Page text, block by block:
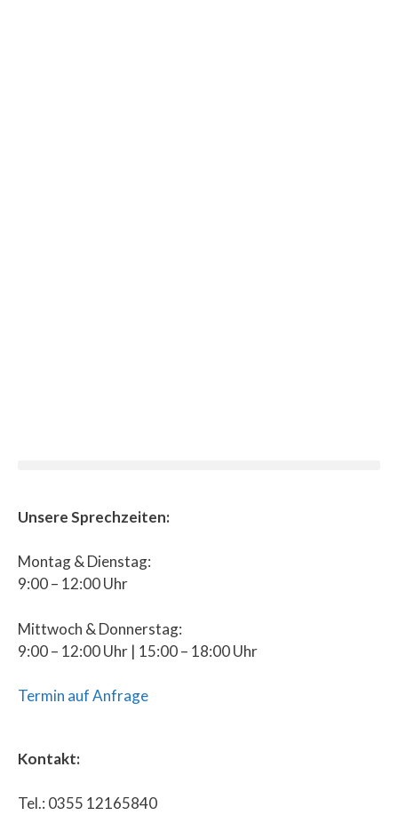
Unsere Sprechzeiten:
Montag & Dienstag:
9:00 – 12:00 Uhr
Mittwoch & Donnerstag:
9:00 – 12:00 Uhr | 15:00 – 18:00 Uhr
Termin auf Anfrage
Kontakt:
Tel.: 0355 12165840